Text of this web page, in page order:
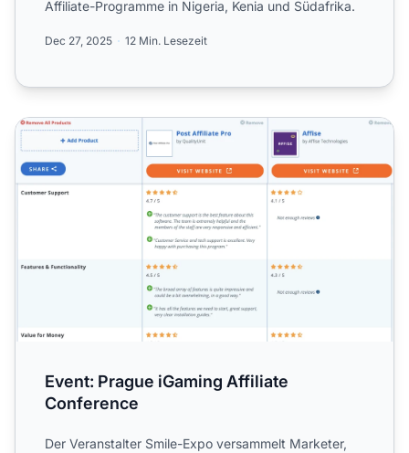
Affiliate-Programme in Nigeria, Kenia und Südafrika.
Dec 27, 2025 12 Min. Lesezeit
Event: Prague iGaming Affiliate Conference
Event: Prague iGaming Affiliate
Conference
Der Veranstalter Smile-Expo versammelt Marketer,